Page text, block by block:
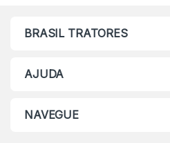
BRASIL TRATORES
AJUDA
NAVEGUE